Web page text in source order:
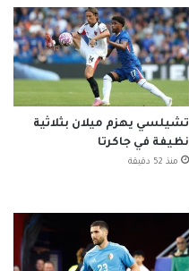
تشيلسي يهزم ميلان بثلاثية
نظيفة في جاكرتا
منذ 52 دقيقة